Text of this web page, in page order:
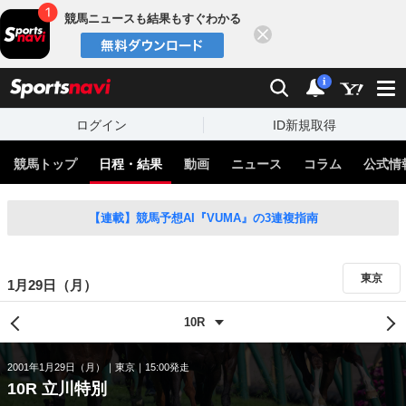
競馬ニュースも結果もすぐわかる
検索 通知
i
ログイン ID新規取得
競馬トップ 日程・結果 動画 ニュース コラム 公式情
【連載】競馬予想AI『VUMA』の3連複指南
1月29日（月） 東京
2001年1月29日（月） 東京 15:00発走
10R 立川特別